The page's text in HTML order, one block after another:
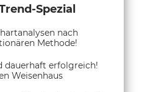
Spezial
nach
Methode!
dauerhaft erfolgreich!
Weisenhaus